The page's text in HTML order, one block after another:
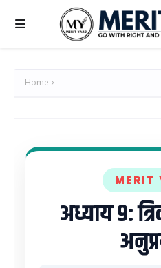
Home
MERIT
अध्याय 9: